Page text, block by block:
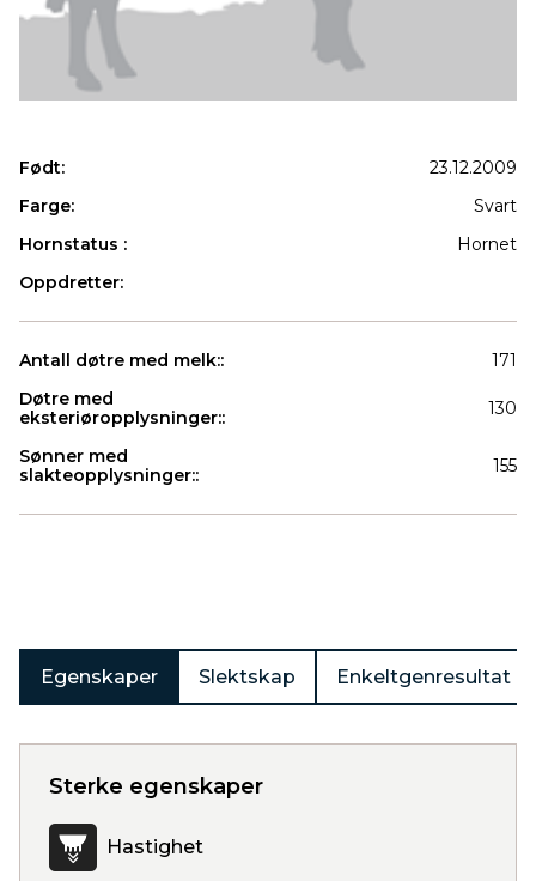
Født:
23.12.2009
Farge:
Svart
Hornstatus :
Hornet
Oppdretter:
Antall døtre med melk::
171
Døtre med
eksteriøropplysninger::
130
Sønner med
slakteopplysninger::
155
Egenskaper Slektskap Enkeltgenresultat
Sterke egenskaper
Hastighet